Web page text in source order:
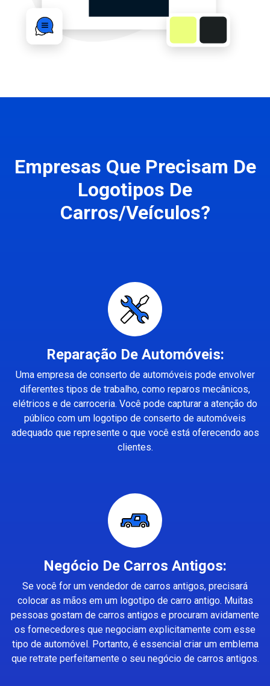
Empresas Que Precisam De
Logotipos De
Carros/Veículos?
Reparação De Automóveis:
Uma empresa de conserto de automóveis pode envolver
diferentes tipos de trabalho, como reparos mecânicos,
elétricos e de carroceria. Você pode capturar a atenção do
público com um logotipo de conserto de automóveis
adequado que represente o que você está oferecendo aos
clientes.
Negócio De Carros Antigos:
Se você for um vendedor de carros antigos, precisará
colocar as mãos em um logotipo de carro antigo. Muitas
pessoas gostam de carros antigos e procuram avidamente
os fornecedores que negociam explicitamente com esse
tipo de automóvel. Portanto, é essencial criar um emblema
que retrate perfeitamente o seu negócio de carros antigos.